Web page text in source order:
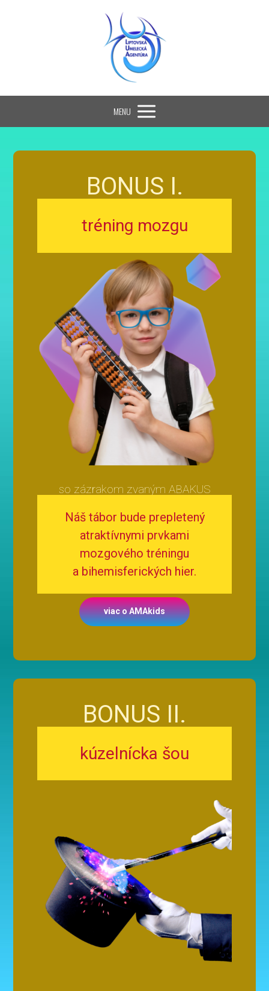
MENU
BONUS I.
tréning mozgu
so zázrakom zvaným ABAKUS
Náš tábor bude prepletený
atraktívnymi prvkami
mozgového tréningu
a bihemisferických hier.
viac o AMAkids
BONUS II.
kúzelnícka šou